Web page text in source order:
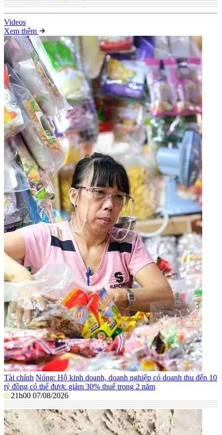
Videos
Xem thêm
Tài chính Nóng: Hộ kinh doanh, doanh nghiệp có doanh thu đến 10
tỷ đồng có thể được giảm 30% thuế trong 2 năm
21h00 07/08/2026